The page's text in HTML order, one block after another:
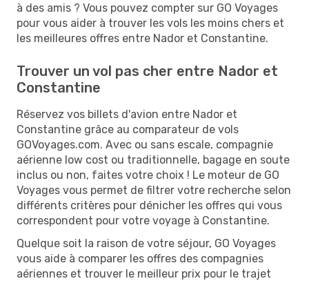
à des amis ? Vous pouvez compter sur GO Voyages
pour vous aider à trouver les vols les moins chers et
les meilleures offres entre Nador et Constantine.
Trouver un vol pas cher entre Nador et
Constantine
Réservez vos billets d'avion entre Nador et
Constantine grâce au comparateur de vols
GOVoyages.com. Avec ou sans escale, compagnie
aérienne low cost ou traditionnelle, bagage en soute
inclus ou non, faites votre choix ! Le moteur de GO
Voyages vous permet de filtrer votre recherche selon
différents critères pour dénicher les offres qui vous
correspondent pour votre voyage à Constantine.
Quelque soit la raison de votre séjour, GO Voyages
vous aide à comparer les offres des compagnies
aériennes et trouver le meilleur prix pour le trajet